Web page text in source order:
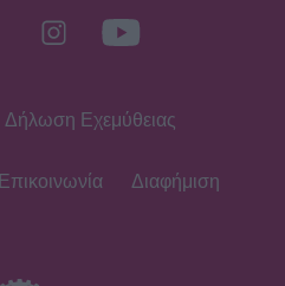
Δήλωση Εχεμύθειας
Επικοινωνία Διαφήμιση